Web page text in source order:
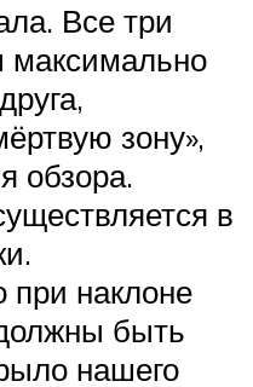
Все три
максимально
зону»,
обзора.
в
при наклоне
быть
нашего